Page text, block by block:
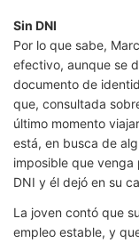
Sin DNI
Por lo que sabe,
efectivo, aunque se
documento de
que, consultada
último momento
está, en busca de
imposible que venga
DNI y él dejó en su
La joven contó que
empleo estable, y